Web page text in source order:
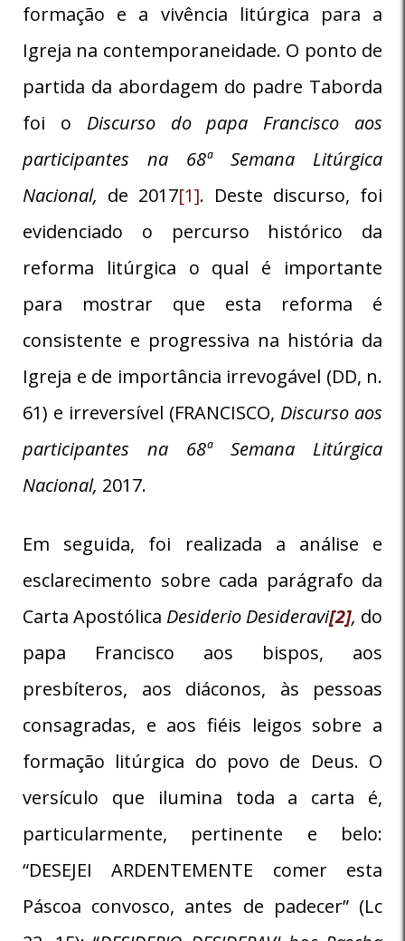
formação e a vivência litúrgica para a
Igreja na contemporaneidade. O ponto de
partida da abordagem do padre Taborda
foi o Discurso do papa Francisco aos
participantes na 68ª Semana Litúrgica
Nacional, de 2017[1]. Deste discurso, foi
evidenciado o percurso histórico da
reforma litúrgica o qual é importante
para mostrar que esta reforma é
consistente e progressiva na história da
Igreja e de importância irrevogável (DD, n.
61) e irreversível (FRANCISCO, Discurso aos
participantes na 68ª Semana Litúrgica
Nacional, 2017.
Em seguida, foi realizada a análise e
esclarecimento sobre cada parágrafo da
Carta Apostólica Desiderio Desideravi[2], do
papa Francisco aos bispos, aos
presbíteros, aos diáconos, às pessoas
consagradas, e aos fiéis leigos sobre a
formação litúrgica do povo de Deus. O
versículo que ilumina toda a carta é,
particularmente, pertinente e belo:
“DESEJEI ARDENTEMENTE comer esta
Páscoa convosco, antes de padecer” (Lc